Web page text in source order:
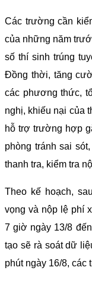
Các trường cần
của những năm
số thí sinh trúng
Đồng thời, tăng
các phương thức,
nghị, khiếu nại của
hỗ trợ trường hợp
phòng tránh sai
thanh tra, kiểm tra
Theo kế hoạch,
vọng và nộp lệ phí
7 giờ ngày 13/8
tạo sẽ rà soát dữ
phút ngày 16/8, các